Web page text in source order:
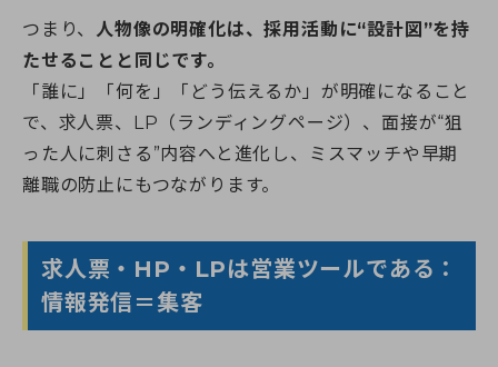
つまり、 人物像の明確化は、採用活動に“設計図”を持
たせることと同じです。
「誰に」「何を」「どう伝えるか」が明確になること
で、求人票、LP（ランディングページ）、面接が“狙
った人に刺さる”内容へと進化し、ミスマッチや早期
離職の防止にもつながります。
求人票・HP・LPは営業ツールである：
情報発信＝集客